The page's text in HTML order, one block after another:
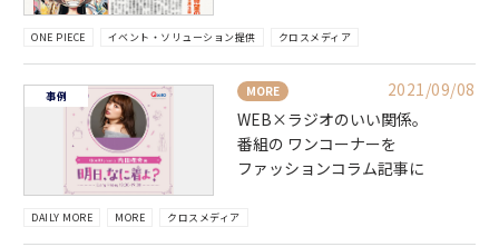
ONE PIECE イベント・ソリューション提供 クロスメディア
事例 MORE
2021/09/08
WEB×ラジオのいい関係。
番組の ワンコーナーを
ファッションコラム記事に
DAILY MORE MORE クロスメディア